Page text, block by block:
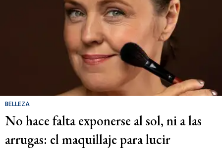
BELLEZA
No hace falta exponerse al sol, ni a las
arrugas: el maquillaje para lucir